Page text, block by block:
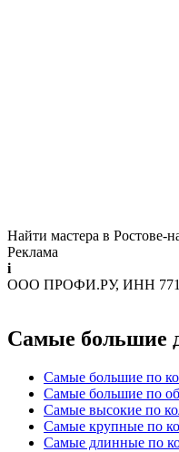
Найти мастера в Ростове-
Реклама
i
ООО ПРОФИ.РУ, ИНН
Самые большие
Самые большие по
Самые большие по
Самые высокие по
Самые крупные по
Самые длинные по